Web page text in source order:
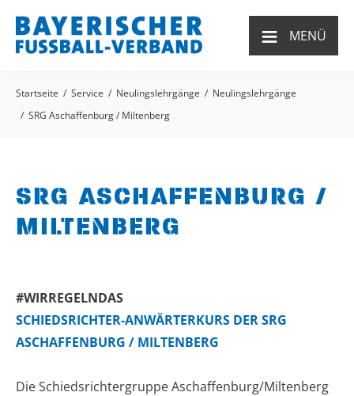
≡ MENÜ
Startseite Service Neulingslehrgänge
Neulingslehrgänge
SRG Aschaffenburg / Miltenberg
SRG ASCHAFFENBURG /
MILTENBERG
#WIRREGELNDAS
SCHIEDSRICHTER-ANWÄRTERKURS DER SRG
ASCHAFFENBURG / MILTENBERG
Die Schiedsrichtergruppe Aschaffenburg/Miltenberg